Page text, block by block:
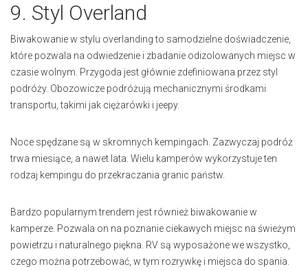
9. Styl Overland
Biwakowanie w stylu overlanding to samodzielne doświadczenie,
które pozwala na odwiedzenie i zbadanie odizolowanych miejsc w
czasie wolnym. Przygoda jest głównie zdefiniowana przez styl
podróży. Obozowicze podróżują mechanicznymi środkami
transportu, takimi jak ciężarówki i jeepy.
Noce spędzane są w skromnych kempingach. Zazwyczaj podróż
trwa miesiące, a nawet lata. Wielu kamperów wykorzystuje ten
rodzaj kempingu do przekraczania granic państw.
Bardzo popularnym trendem jest również biwakowanie w
kamperze. Pozwala on na poznanie ciekawych miejsc na świeżym
powietrzu i naturalnego piękna. RV są wyposażone we wszystko,
czego można potrzebować, w tym rozrywkę i miejsca do spania.